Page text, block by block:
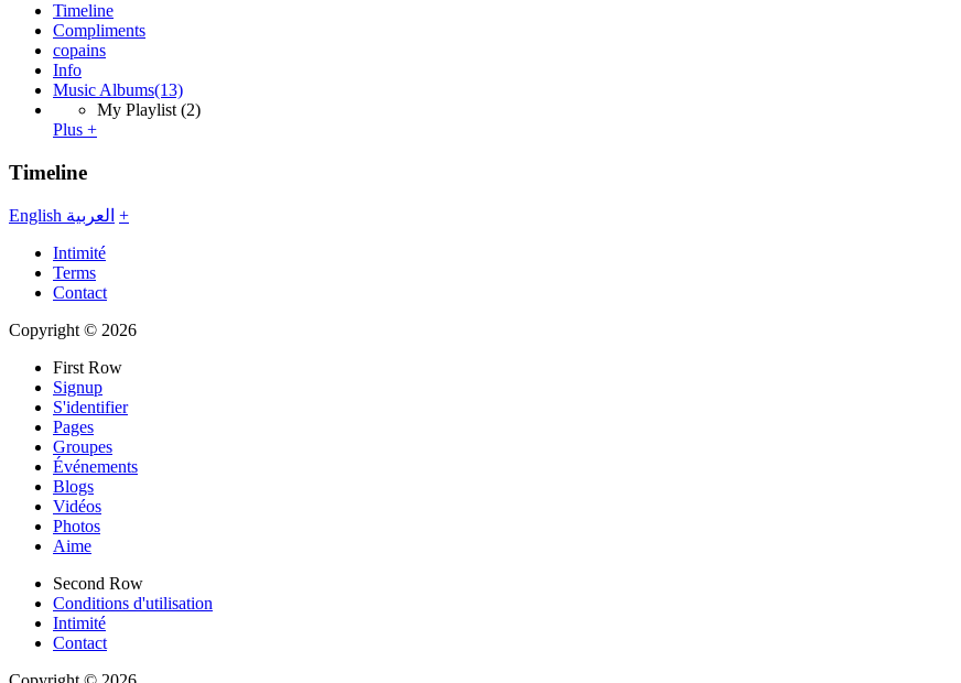
Timeline
Compliments
copains
Info
Music Albums(13)
My Playlist (2)
Plus +
Timeline
English العربية +
Intimité
Terms
Contact
Copyright © 2026
First Row
Signup
S'identifier
Pages
Groupes
Événements
Blogs
Vidéos
Photos
Aime
Second Row
Conditions d'utilisation
Intimité
Contact